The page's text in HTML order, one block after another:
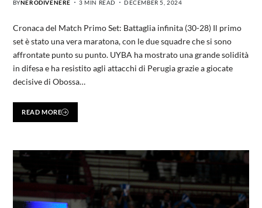
BYNERODIVENERE 3 MIN READ DECEMBER 5, 2024
Cronaca del Match Primo Set: Battaglia infinita (30-28) Il primo
set è stato una vera maratona, con le due squadre che si sono
affrontate punto su punto. UYBA ha mostrato una grande solidità
in difesa e ha resistito agli attacchi di Perugia grazie a giocate
decisive di Obossa…
READ MORE